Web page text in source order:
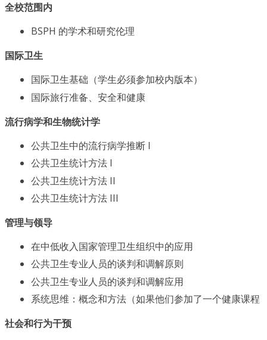
全校范围内
BSPH 的学术和研究伦理
国际卫生
国际卫生基础（学生必须参加校内版本）
国际旅行准备、安全和健康
流行病学和生物统计学
公共卫生中的流行病学推断 I
公共卫生统计方法 I
公共卫生统计方法 II
公共卫生统计方法 III
管理与领导
在中低收入国家管理卫生组织中的应用
公共卫生专业人员的谈判和调解原则
公共卫生专业人员的谈判和调解应用
系统思维：概念和方法（如果他们参加了一个健康课程
社会和行为干预